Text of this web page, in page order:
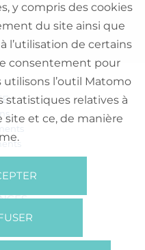
y compris des cookies
du site ainsi que
l’utilisation de certains
consentement pour
l’outil Matomo
statistiques relatives à
et ce, de manière